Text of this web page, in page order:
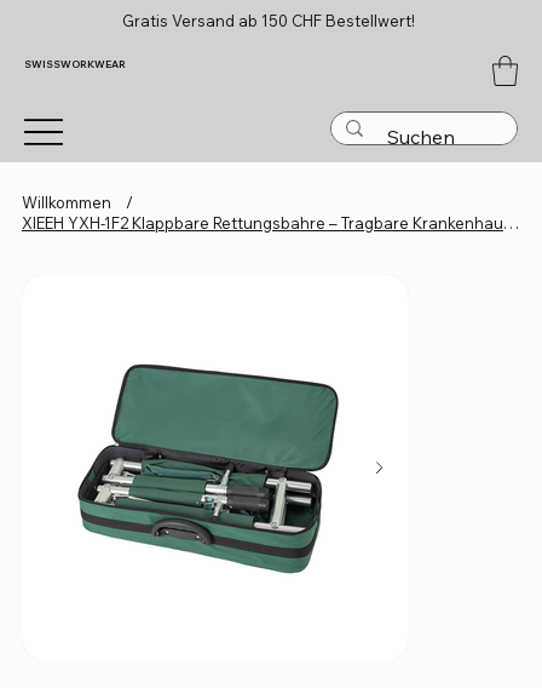
Gratis Versand ab 150 CHF Bestellwert!
SWISSWORKWEAR
Willkommen
/
XIEEH YXH-1F2 Klappbare Rettungsbahre – Tragbare Krankenhaus- & Erste-Hilfe-Tra